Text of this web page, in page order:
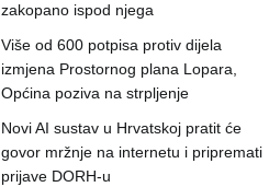
zakopano ispod njega
Više od 600 potpisa protiv dijela
izmjena Prostornog plana Lopara,
Općina poziva na strpljenje
Novi AI sustav u Hrvatskoj pratit će
govor mržnje na internetu i pripremati
prijave DORH-u